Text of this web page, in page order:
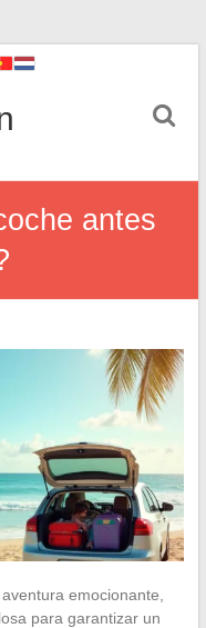
antes
emocionante,
para garantizar un